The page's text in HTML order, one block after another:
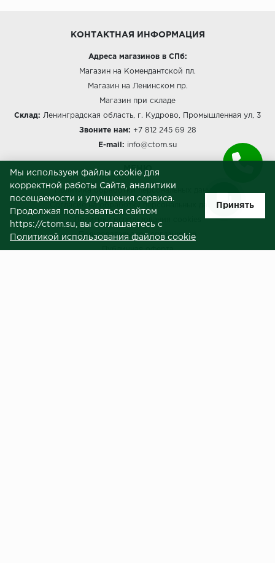
КОНТАКТНАЯ ИНФОРМАЦИЯ
Адреса магазинов в СПб:
Магазин на Комендантской пл.
Магазин на Ленинском пр.
Магазин при складе
Склад: Ленинградская область, г. Кудрово, Промышленная ул, 3
Звоните нам: +7 812 245 69 28
E-mail: info@ctom.su
МЕНЮ
Политика обработки персональных данных
Согласие на обработку персональных данных
Пользовательское соглашение
Публичная оферта
Мы используем файлы cookie для
корректной работы Сайта, аналитики
посещаемости и улучшения сервиса.
Продолжая пользоваться сайтом
https://ctom.su, вы соглашаетесь с
Политикой использования файлов cookie
Принять